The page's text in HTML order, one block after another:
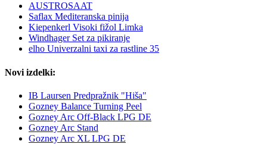
AUSTROSAAT
Saflax Mediteranska pinija
Kiepenkerl Visoki fižol Limka
Windhager Set za pikiranje
elho Univerzalni taxi za rastline 35
Novi izdelki:
IB Laursen Predpražnik "Hiša"
Gozney Balance Turning Peel
Gozney Arc Off-Black LPG DE
Gozney Arc Stand
Gozney Arc XL LPG DE